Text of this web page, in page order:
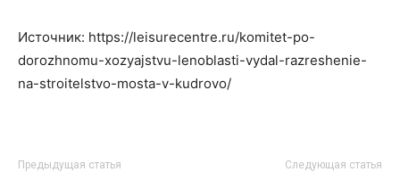
Источник: https://leisurecentre.ru/komitet-po-
dorozhnomu-xozyajstvu-lenoblasti-vydal-razreshenie-
na-stroitelstvo-mosta-v-kudrovo/
Предыдущая статья Следующая статья